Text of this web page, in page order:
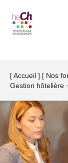
contenu
Fil
Accueil Nos
Gestion hôtelière